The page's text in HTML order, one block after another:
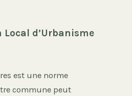
Local d’Urbanisme
est une norme
commune peut